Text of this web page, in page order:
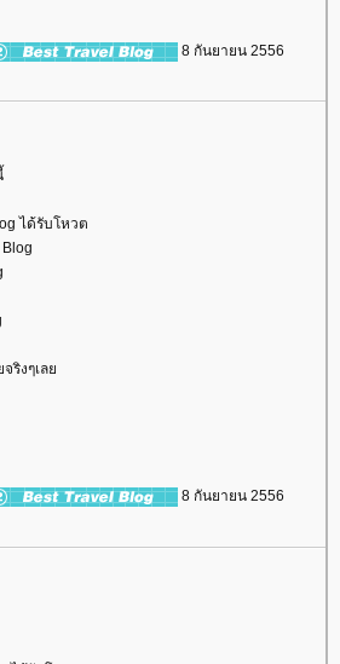
8 กันยายน 2556
ได้รับโหวต
จริงๆเล
8 กันยายน 2556